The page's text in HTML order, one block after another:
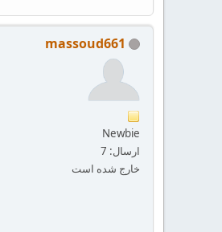
massoud661
Newbie
ارسال: 7
خارج شده است